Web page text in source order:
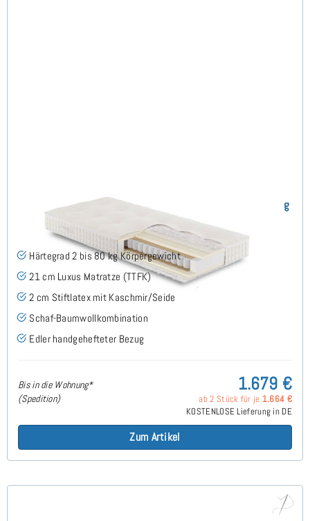
ARMIN H2 TTFK Matratze 80x210 cm - Sonderanfertigung
(3)
Härtegrad 2 bis 80 kg Körpergewicht
21 cm Luxus Matratze (TTFK)
2 cm Stiftlatex mit Kaschmir/Seide
Schaf-Baumwollkombination
Edler handgehefteter Bezug
Bis in die Wohnung*
(Spedition)
1.679 €
ab 2 Stück für je 1.664 €
KOSTENLOSE Lieferung in DE
Zum Artikel